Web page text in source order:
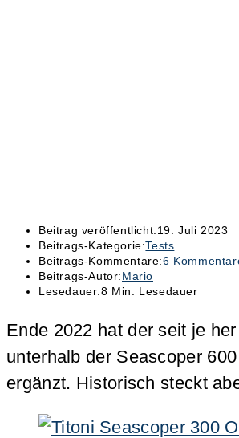
Beitrag veröffentlicht:19. Juli 2023
Beitrags-Kategorie:Tests
Beitrags-Kommentare:6
Beitrags-Autor:Mario
Lesedauer:8 Min. Lesedauer
Ende 2022 hat der seit je
unterhalb der Seascoper
ergänzt. Historisch steckt